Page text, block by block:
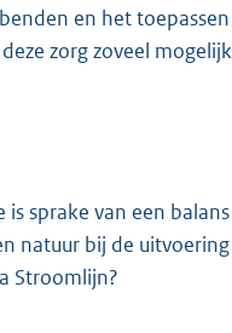
en het
zorg zoveel
is sprake van een
natuur bij de
Stroomlijn?